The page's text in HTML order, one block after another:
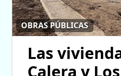
OBRAS PÚBLICAS
Las
Calera y Los